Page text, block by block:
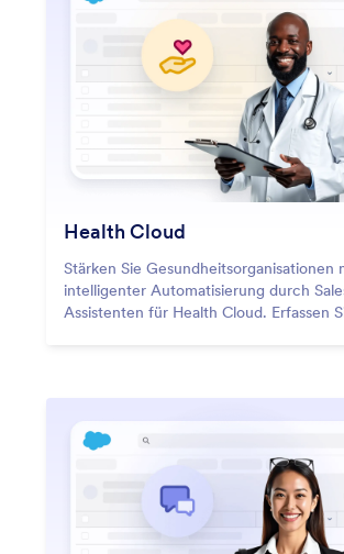
Automatisierung die sich
zeitkritischen Tasks übernimmt, die den
Kundenservice am Laufen halten.
Health Cloud
Stärken Sie Gesundheitsorganisationen
intelligenter Automatisierung durch
Assistenten für Health Cloud. Erfassen
Compliance. Salesforce Assistenten
helfen Teams, bessere Versorgung zu
den Verwaltungsaufwand zu senken.